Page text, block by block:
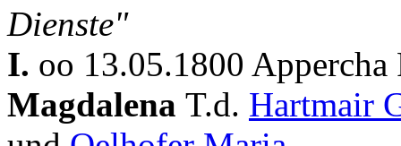
Dienste"
I. oo 13.05.1800
Magdalena T.d. Hartmair